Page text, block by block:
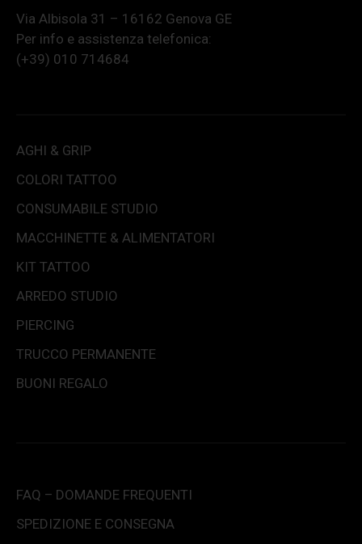
Via Albisola 31 – 16162 Genova GE
Per info e assistenza telefonica:
(+39) 010 714684
AGHI & GRIP
COLORI TATTOO
CONSUMABILE STUDIO
MACCHINETTE & ALIMENTATORI
KIT TATTOO
ARREDO STUDIO
PIERCING
TRUCCO PERMANENTE
BUONI REGALO
FAQ – DOMANDE FREQUENTI
SPEDIZIONE E CONSEGNA